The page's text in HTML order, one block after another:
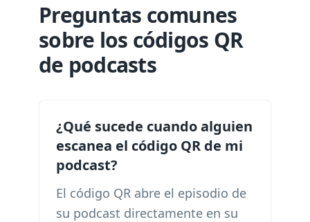
Preguntas comunes
sobre los códigos QR
de podcasts
¿Qué sucede cuando alguien
escanea el código QR de mi
podcast?
El código QR abre el episodio de
su podcast directamente en su